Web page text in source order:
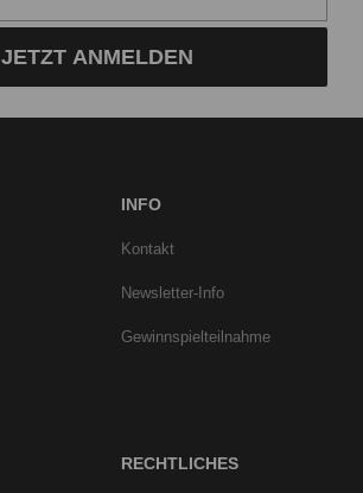
JETZT ANMELDEN
INFO
Kontakt
Newsletter-Info
Gewinnspielteilnahme
RECHTLICHES